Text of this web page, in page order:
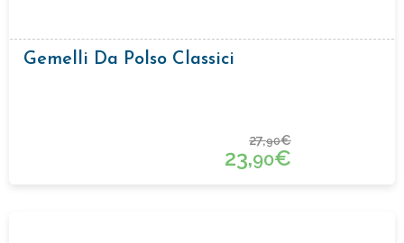
Gemelli Da Polso Classici
27,90€
23,90€